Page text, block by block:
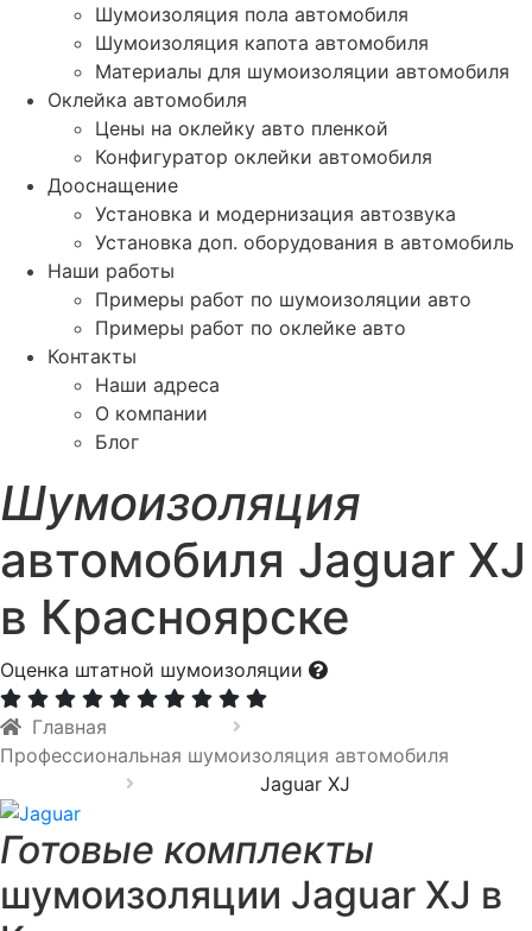
Шумоизоляция пола автомобиля
Шумоизоляция капота автомобиля
Материалы для шумоизоляции автомобиля
Оклейка автомобиля
Цены на оклейку авто пленкой
Конфигуратор оклейки автомобиля
Дооснащение
Установка и модернизация автозвука
Установка доп. оборудования в автомобиль
Наши работы
Примеры работ по шумоизоляции авто
Примеры работ по оклейке авто
Контакты
Наши адреса
О компании
Блог
Шумоизоляция
автомобиля Jaguar XJ
в Красноярске
Оценка штатной шумоизоляции
Главная
Профессиональная шумоизоляция автомобиля
Jaguar XJ
Готовые комплекты
шумоизоляции Jaguar XJ в